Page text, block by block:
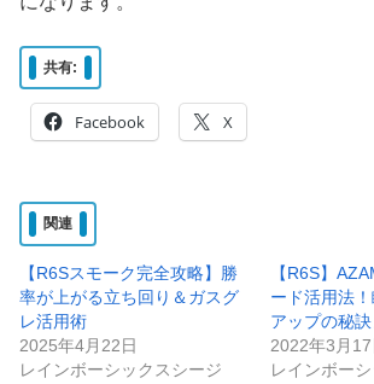
共有:
Facebook X
関連
【R6Sスモーク完全攻略】勝
率が上がる立ち回り＆ガスグ
レ活用術
2025年4月22日
レインボーシックスシージ
【R6S】
ード活用法
アップの秘
2022年3月17
レインボー